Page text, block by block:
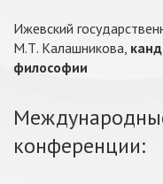
Ижевский
М.Т. Калашникова,
философии
конференции: